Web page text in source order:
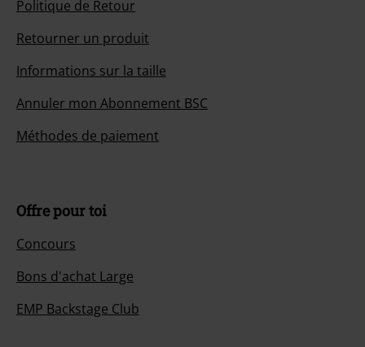
Politique de Retour
Retourner un produit
Informations sur la taille
Annuler mon Abonnement BSC
Méthodes de paiement
Offre pour toi
Concours
Bons d'achat Large
EMP Backstage Club